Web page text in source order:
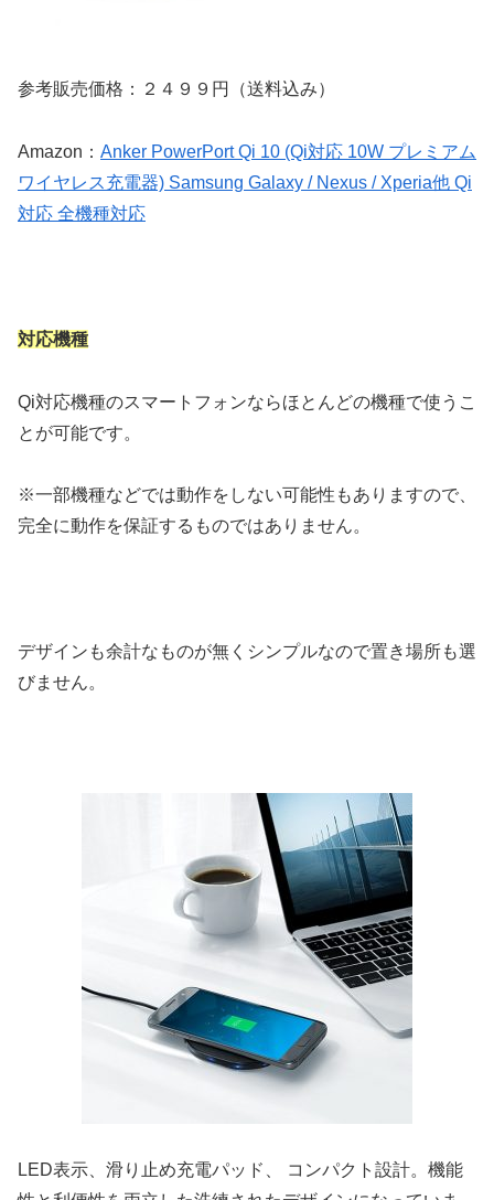
参考販売価格：２４９９円（送料込み）
Amazon： Anker PowerPort Qi 10 (Qi対応 10W プレミアム
ワイヤレス充電器) Samsung Galaxy / Nexus / Xperia他 Qi
対応 全機種対応
対応機種
Qi対応機種のスマートフォンならほとんどの機種で使うこ
とが可能です。
※一部機種などでは動作をしない可能性もありますので、
完全に動作を保証するものではありません。
デザインも余計なものが無くシンプルなので置き場所も選
びません。
LED表示、滑り止め充電パッド、 コンパクト設計。機能